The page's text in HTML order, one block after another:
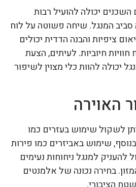
יכולה להועיל רבות
סביב המנגל. שיחה פשוטה על לוח
ציפיות והבנה הדדית יכולים
חיוביות. לעיתים, הצעת
יכולה להוות כלי מצוין לשיפור
האוירה
לשקול שימוש בעזרים כמו
שימוש באביזרים כמו פירות
להעניק למנגל ניחוחות נעימים
בחירה נכונה של אלמנטים